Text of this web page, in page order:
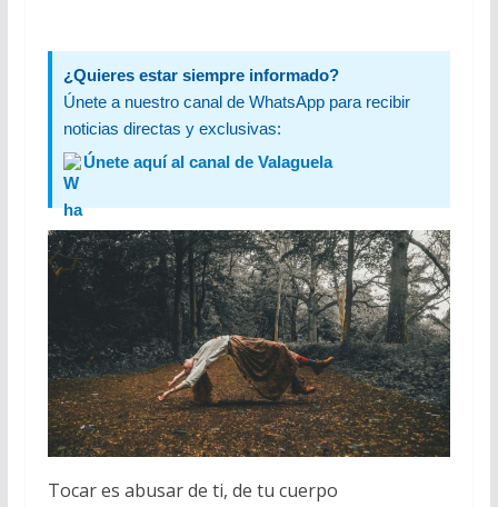
¿Quieres estar siempre informado?
Únete a nuestro canal de WhatsApp para recibir
noticias directas y exclusivas:
Únete aquí al canal de Valaguela
Tocar es abusar de ti, de tu cuerpo